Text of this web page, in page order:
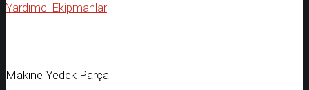
Yardımcı Ekipmanlar
Makine Yedek Parça